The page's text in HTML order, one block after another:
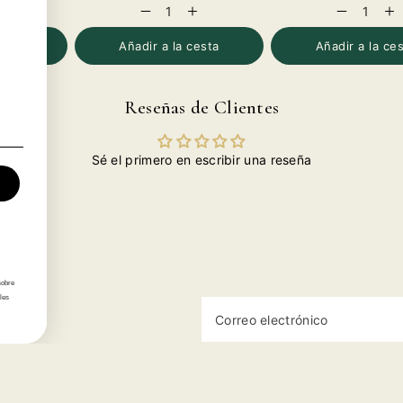
Reducir
cantidad
para
Aumentar
cantidad
para
Añadir a la cesta
Reducir
cantidad
para
Añadir a la
Reseñas de Clientes
Sé el primero en escribir una reseña
Correo electrónico